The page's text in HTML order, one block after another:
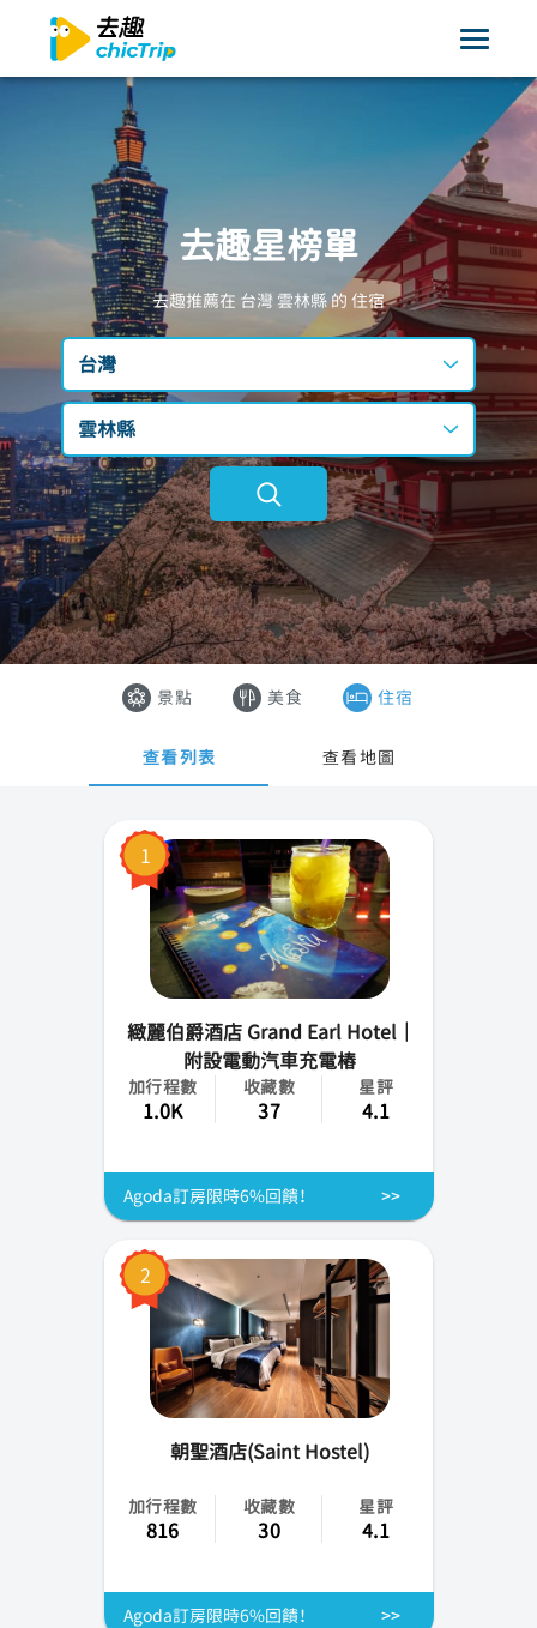
去趣星榜單
去趣推薦在 台灣 雲林縣的 住宿
台灣
台灣
日本
韓國
香港
澳門
雲林縣
不限區域
台北市
新北市
桃園市
新竹市(縣)
苗栗縣
雲林縣
南投縣
台南市
高雄市
屏東縣
澎湖縣
景點 美食 住宿
查看列表 查看地圖
1
緻麗伯爵酒店 Grand Earl Hotel ｜
附設電動汽車充電樁
加行程數
1.0K
收藏數
37
星評
4.1
Agoda訂房限時6%回饋！
2
朝聖酒店(Saint Hostel)
加行程數
816
收藏數
30
星評
4.1
Agoda訂房限時6%回饋！